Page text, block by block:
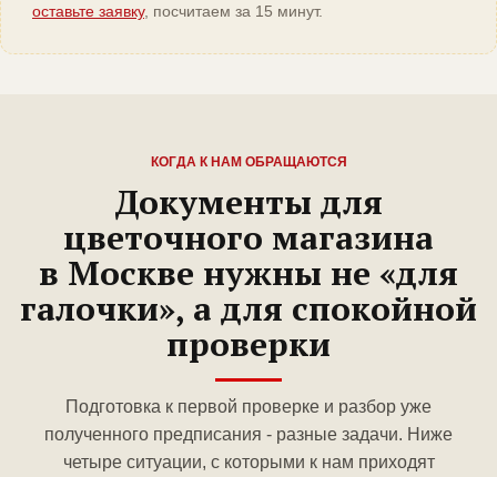
оставьте заявку, посчитаем за 15 минут.
КОГДА К НАМ ОБРАЩАЮТСЯ
Документы для
цветочного магазина
в Москве нужны не «для
галочки», а для спокойной
проверки
Подготовка к первой проверке и разбор уже
полученного предписания - разные задачи. Ниже
четыре ситуации, с которыми к нам приходят